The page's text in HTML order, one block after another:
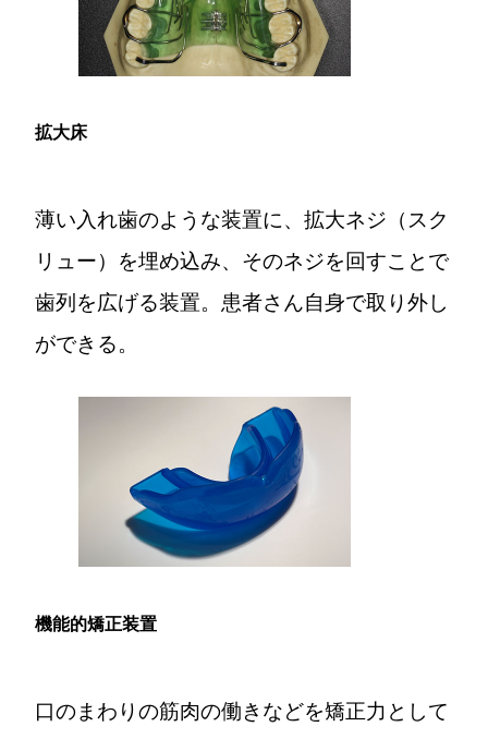
拡大床
薄い入れ歯のような装置に、拡大ネジ（スク
リュー）を埋め込み、そのネジを回すことで
歯列を広げる装置。患者さん自身で取り外し
ができる。
機能的矯正装置
口のまわりの筋肉の働きなどを矯正力として